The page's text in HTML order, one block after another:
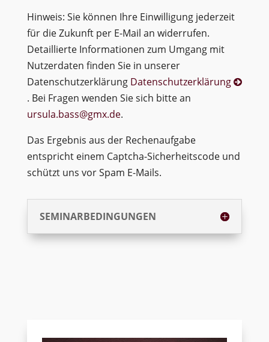
Hinweis: Sie können Ihre Einwilligung jederzeit
für die Zukunft per E-Mail an widerrufen.
Detaillierte Informationen zum Umgang mit
Nutzerdaten finden Sie in unserer
Datenschutzerklärung Datenschutzerklärung
. Bei Fragen wenden Sie sich bitte an
ursula.bass@gmx.de.
Das Ergebnis aus der Rechenaufgabe
entspricht einem Captcha-Sicherheitscode und
schützt uns vor Spam E-Mails.
SEMINARBEDINGUNGEN